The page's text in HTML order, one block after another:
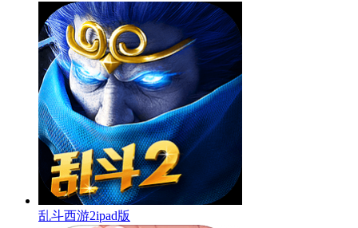
乱斗西游2ipad版